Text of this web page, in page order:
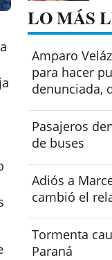
LO MÁS
Amparo
para hacer
denunciada,
Pasajeros
de buses
Adiós a
cambió el
Tormenta
Paraná